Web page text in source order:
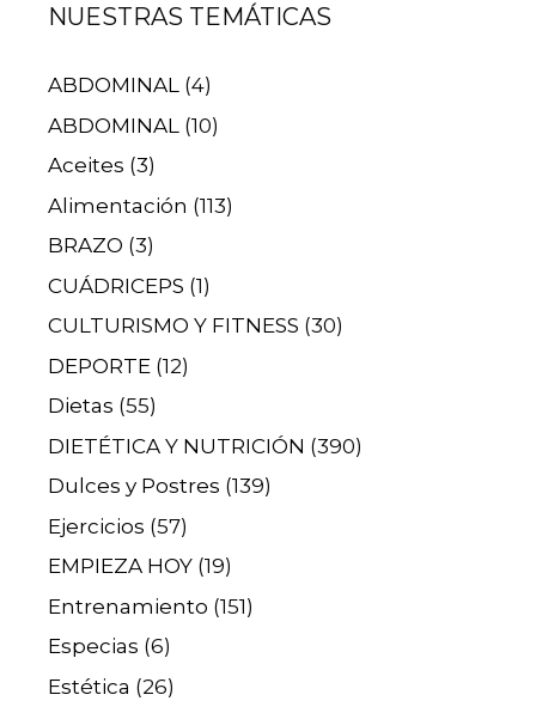
NUESTRAS TEMÁTICAS
ABDOMINAL (4)
ABDOMINAL (10)
Aceites (3)
Alimentación (113)
BRAZO (3)
CUÁDRICEPS (1)
CULTURISMO Y FITNESS (30)
DEPORTE (12)
Dietas (55)
DIETÉTICA Y NUTRICIÓN (390)
Dulces y Postres (139)
Ejercicios (57)
EMPIEZA HOY (19)
Entrenamiento (151)
Especias (6)
Estética (26)